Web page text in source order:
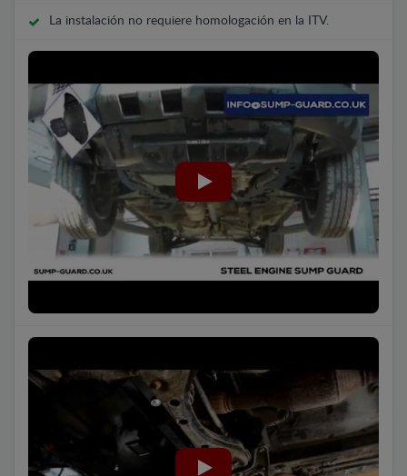
La instalación no requiere homologación en la ITV.